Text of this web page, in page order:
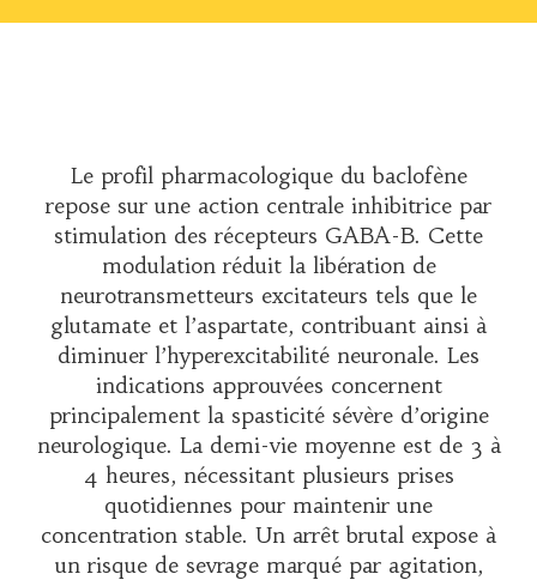
Le profil pharmacologique du baclofène
repose sur une action centrale inhibitrice par
stimulation des récepteurs GABA-B. Cette
modulation réduit la libération de
neurotransmetteurs excitateurs tels que le
glutamate et l’aspartate, contribuant ainsi à
diminuer l’hyperexcitabilité neuronale. Les
indications approuvées concernent
principalement la spasticité sévère d’origine
neurologique. La demi-vie moyenne est de 3 à
4 heures, nécessitant plusieurs prises
quotidiennes pour maintenir une
concentration stable. Un arrêt brutal expose à
un risque de sevrage marqué par agitation,